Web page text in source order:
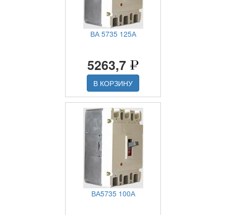
ВА 5735 125А
5263,7
В КОРЗИНУ
ВА5735 100А